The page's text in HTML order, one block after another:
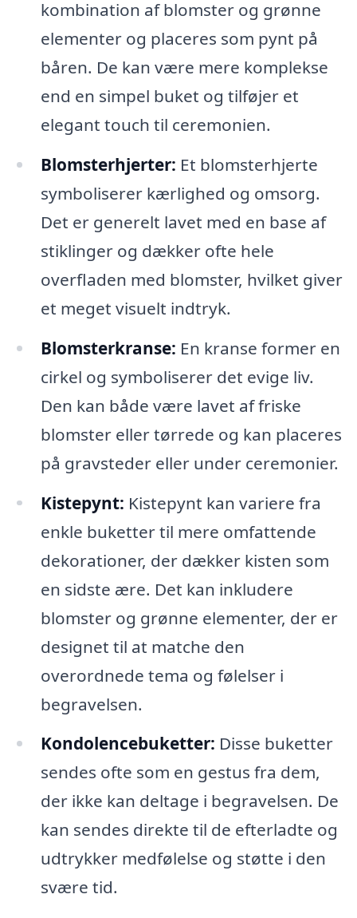
kombination af blomster og grønne
elementer og placeres som pynt på
båren. De kan være mere komplekse
end en simpel buket og tilføjer et
elegant touch til ceremonien.
Blomsterhjerter: Et blomsterhjerte
symboliserer kærlighed og omsorg.
Det er generelt lavet med en base af
stiklinger og dækker ofte hele
overfladen med blomster, hvilket giver
et meget visuelt indtryk.
Blomsterkranse: En kranse former en
cirkel og symboliserer det evige liv.
Den kan både være lavet af friske
blomster eller tørrede og kan placeres
på gravsteder eller under ceremonier.
Kistepynt: Kistepynt kan variere fra
enkle buketter til mere omfattende
dekorationer, der dækker kisten som
en sidste ære. Det kan inkludere
blomster og grønne elementer, der er
designet til at matche den
overordnede tema og følelser i
begravelsen.
Kondolencebuketter: Disse buketter
sendes ofte som en gestus fra dem,
der ikke kan deltage i begravelsen. De
kan sendes direkte til de efterladte og
udtrykker medfølelse og støtte i den
svære tid.